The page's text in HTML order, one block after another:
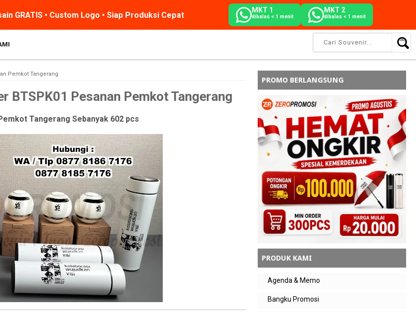
GRATIS • Custom Logo • Siap Produksi Cepat
MKT 1
dibalas < 1 menit
MKT 2
dibalas < 1 menit
Pemkot Tangerang
BTSPK01 Pesanan Pemkot Tangerang
Tangerang Sebanyak 602 pcs
PROMO BERLANGSUNG
PRODUK KAMI
Agenda & Memo
Bangku Promosi